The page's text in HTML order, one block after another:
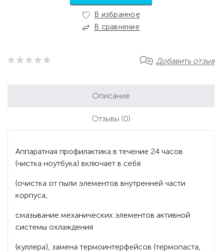
Добавить отзыв
В избранное
В сравнение
Описание
Отзывы (0)
Аппаратная профилактика в течение 24 часов
(чистка ноутбука) включает в себя
(очистка от пыли элементов внутренней части
корпуса,
смазывание механических элементов активной
системы охлаждения
(куллера), замена термоинтерфейсов (термопаста,